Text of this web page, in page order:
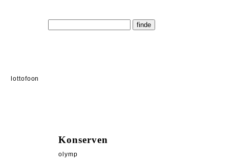
lottofoon
Konserven
olymp